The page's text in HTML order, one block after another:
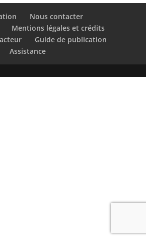
Nous contacter
Mentions légales et crédits
Guide de publication
Assistance